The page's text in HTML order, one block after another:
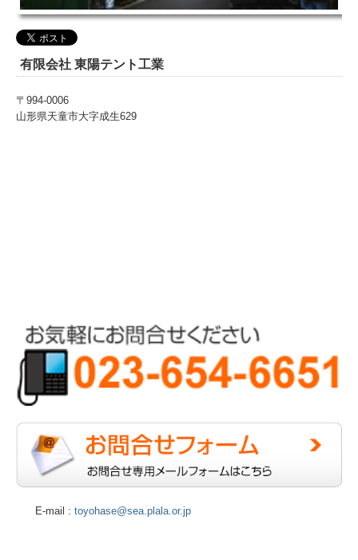
有限会社 東陽テント工業
〒994-0006
山形県天童市大字成生629
E-mail : toyohase@sea.plala.or.jp